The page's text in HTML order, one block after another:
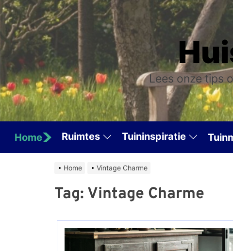
Skip
to
the
content
Lees onze tips
Home Ruimtes Tuininspiratie
Home Vintage Charme
Tag: Vintage Charme